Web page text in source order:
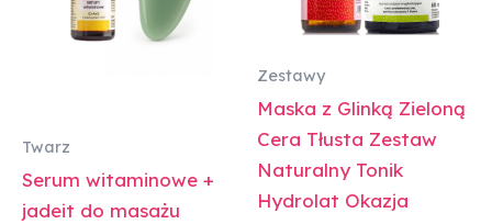
Twarz
Serum witaminowe +
jadeit do masażu
Zestawy
Maska z Glinką Zieloną
Cera Tłusta Zestaw
Naturalny Tonik
Hydrolat Okazja